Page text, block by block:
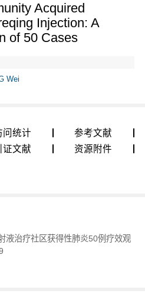
Acquired
Injection: A
of 50 Cases
Wei
问统计
参考文献
证文献 资源附件
液治疗社区获得性肺炎50例疗效观